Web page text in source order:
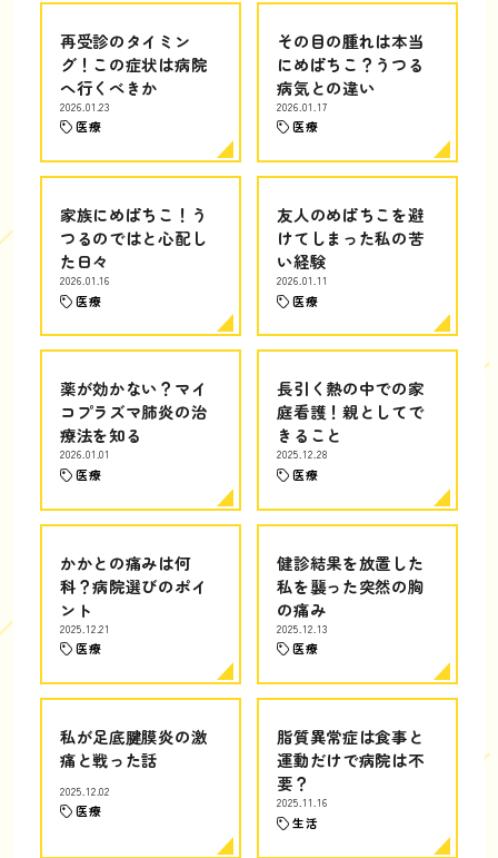
再受診のタイミン
グ！この症状は病院
へ行くべきか
2026.01.23
医療
その目の腫れは本当
にめばちこ？うつる
病気との違い
2026.01.17
医療
家族にめばちこ！う
つるのではと心配し
た日々
2026.01.16
医療
友人のめばちこを避
けてしまった私の苦
い経験
2026.01.11
医療
薬が効かない？マイ
コプラズマ肺炎の治
療法を知る
2026.01.01
医療
長引く熱の中での家
庭看護！親としてで
きること
2025.12.28
医療
かかとの痛みは何
科？病院選びのポイ
ント
2025.12.21
医療
健診結果を放置した
私を襲った突然の胸
の痛み
2025.12.13
医療
私が足底腱膜炎の激
痛と戦った話
2025.12.02
医療
脂質異常症は食事と
運動だけで病院は不
要？
2025.11.16
生活